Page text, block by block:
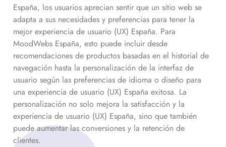
España, los usuarios aprecian sentir que un sitio web se
adapta a sus necesidades y preferencias para tener la
mejor experiencia de usuario (UX) España. Para
MoodWebs España, esto puede incluir desde
recomendaciones de productos basadas en el historial de
navegación hasta la personalización de la interfaz de
usuario según las preferencias de idioma o diseño para
una experiencia de usuario (UX) España exitosa. La
personalización no solo mejora la satisfacción y la
experiencia de usuario (UX) España, sino que también
puede aumentar las conversiones y la retención de
clientes.